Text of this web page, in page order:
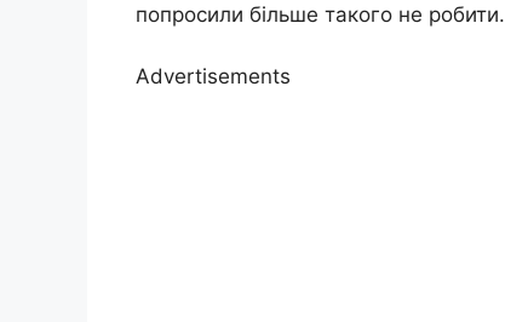
попросили більше такого не робити.
Advertisements